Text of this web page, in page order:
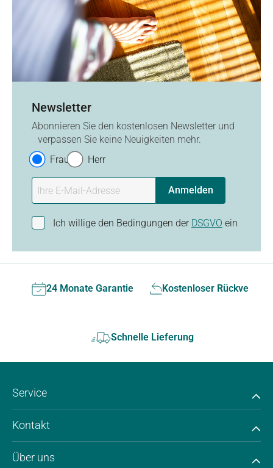
Newsletter
Abonnieren Sie den kostenlosen Newsletter und
verpassen Sie keine Neuigkeiten mehr.
Frau
Herr
Anmelden
Ich willige den Bedingungen der DSGVO ein
24 Monate Garantie Kostenloser Rückversand
Schnelle Lieferung
Service
Kontakt
Über uns